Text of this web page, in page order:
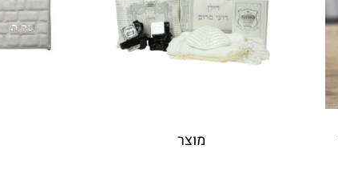
מוצר